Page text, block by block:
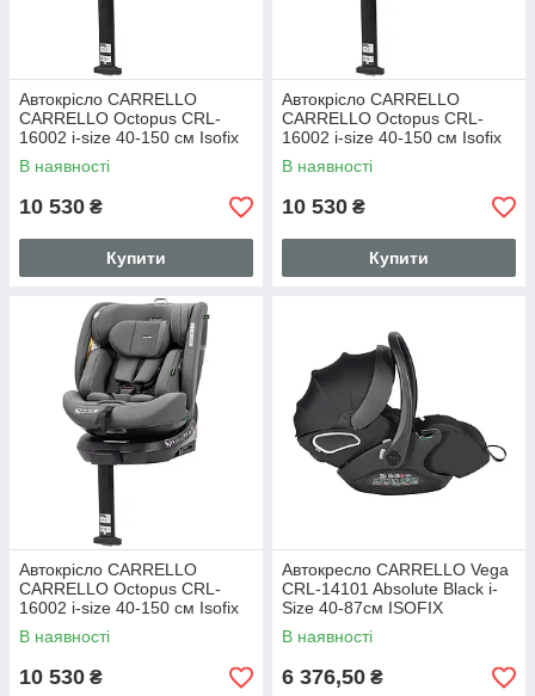
Автокрісло CARRELLO
CARRELLO Octopus CRL-
16002 i-size 40-150 см Isofix
Midnight Black, поворот,
опорна стійка
В наявності
10 530 ₴
Купити
Автокрісло CARRELLO
CARRELLO Octopus CRL-
16002 i-size 40-150 см Isofix
Deepwater Grey, поворот,
опорна стійка
В наявності
10 530 ₴
Купити
Автокрісло CARRELLO
CARRELLO Octopus CRL-
16002 i-size 40-150 см Isofix
Seashell Grey, поворот,
опорна стійка
В наявності
10 530 ₴
Автокресло CARRELLO Vega
CRL-14101 Absolute Black i-
Size 40-87см ISOFIX
В наявності
6 376,50 ₴